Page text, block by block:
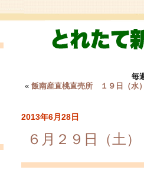
毎
« 飯南産直桃直売所 １９日（水
2013年6月28日
６月２９日（土